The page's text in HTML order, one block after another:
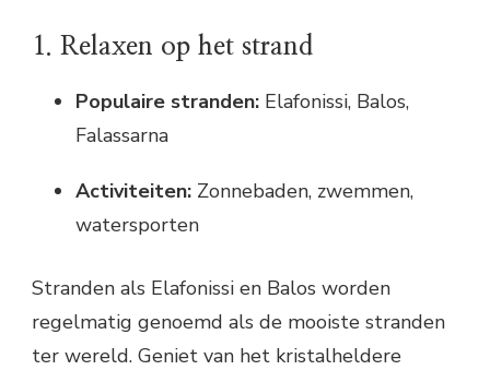
1. Relaxen op het strand
Populaire stranden: Elafonissi, Balos,
Falassarna
Activiteiten: Zonnebaden, zwemmen,
watersporten
Stranden als Elafonissi en Balos worden
regelmatig genoemd als de mooiste stranden
ter wereld. Geniet van het kristalheldere